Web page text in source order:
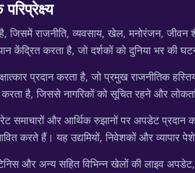
राजनीति, व्यवसाय, खेल, मनोरंजन, जीवन
केंद्रित करता है, जो दर्शकों को दुनिया भर की
प्रदान करता है, जो प्रमुख राजनीतिक
है, जिससे नागरिकों को सूचित रहने और
समाचारों और आर्थिक रुझानों पर अपडेट
करते हैं। यह उद्यमियों, निवेशकों और
और अन्य सहित विभिन्न खेलों की लाइव